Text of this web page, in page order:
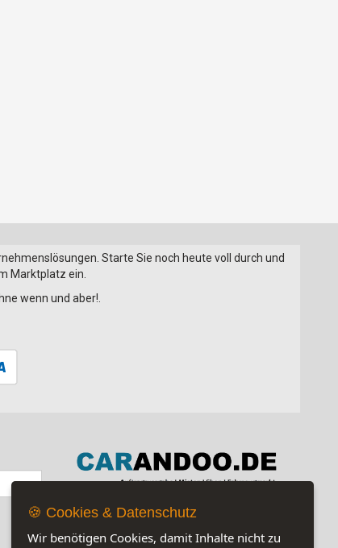
Starte Sie noch heute voll durch und
Marktplatz ein.
wenn und aber!.
Jetzt auf unserer Seite:16
🍪 Cookies & Datenschutz
Wir benötigen Cookies, damit Inhalte nicht zu